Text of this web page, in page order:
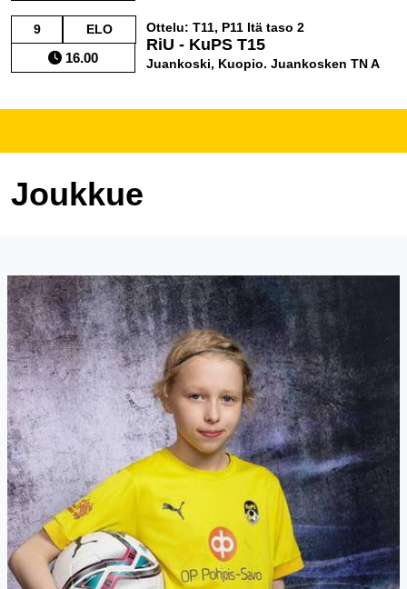
9 ELO
16.00
Ottelu: T11, P11 Itä taso 2
RiU - KuPS T15
Juankoski, Kuopio. Juankosken TN A
Joukkue